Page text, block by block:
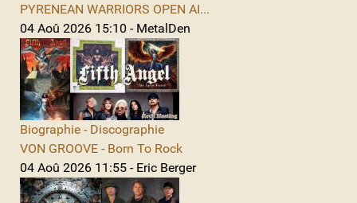
PYRENEAN WARRIORS OPEN AI...
04 Aoû 2026 15:10 - MetalDen
Biographie - Discographie
VON GROOVE - Born To Rock
04 Aoû 2026 11:55 - Eric Berger